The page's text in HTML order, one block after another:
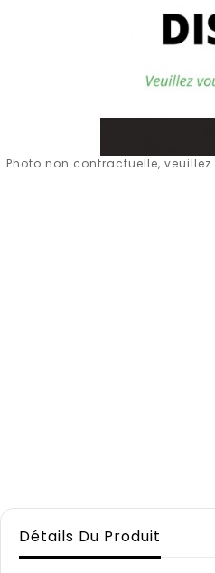
Photo non contractuelle,
Détails Du Produit